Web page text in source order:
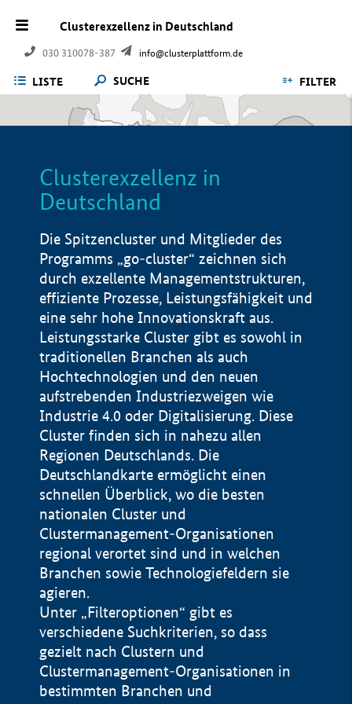
Clusterexzellenz in Deutschland
030 310078-387 info@clusterplattform.de
LISTE SUCHE FILTER
Clusterexzellenz in
Deutschland
Die Spitzencluster und Mitglieder des
Programms „go-cluster“ zeichnen sich
durch exzellente Managementstrukturen,
effiziente Prozesse, Leistungsfähigkeit und
eine sehr hohe Innovationskraft aus.
Leistungsstarke Cluster gibt es sowohl in
traditionellen Branchen als auch
Hochtechnologien und den neuen
aufstrebenden Industriezweigen wie
Industrie 4.0 oder Digitalisierung. Diese
Cluster finden sich in nahezu allen
Regionen Deutschlands. Die
Deutschlandkarte ermöglicht einen
schnellen Überblick, wo die besten
nationalen Cluster und
Clustermanagement-Organisationen
regional verortet sind und in welchen
Branchen sowie Technologiefeldern sie
agieren.
Unter „Filteroptionen“ gibt es
verschiedene Suchkriterien, so dass
gezielt nach Clustern und
Clustermanagement-Organisationen in
bestimmten Branchen und
Impressum
Datenschutzerklärung
BMWE, 2026 ©
100 km © Geobasis-DE / BKG 2015